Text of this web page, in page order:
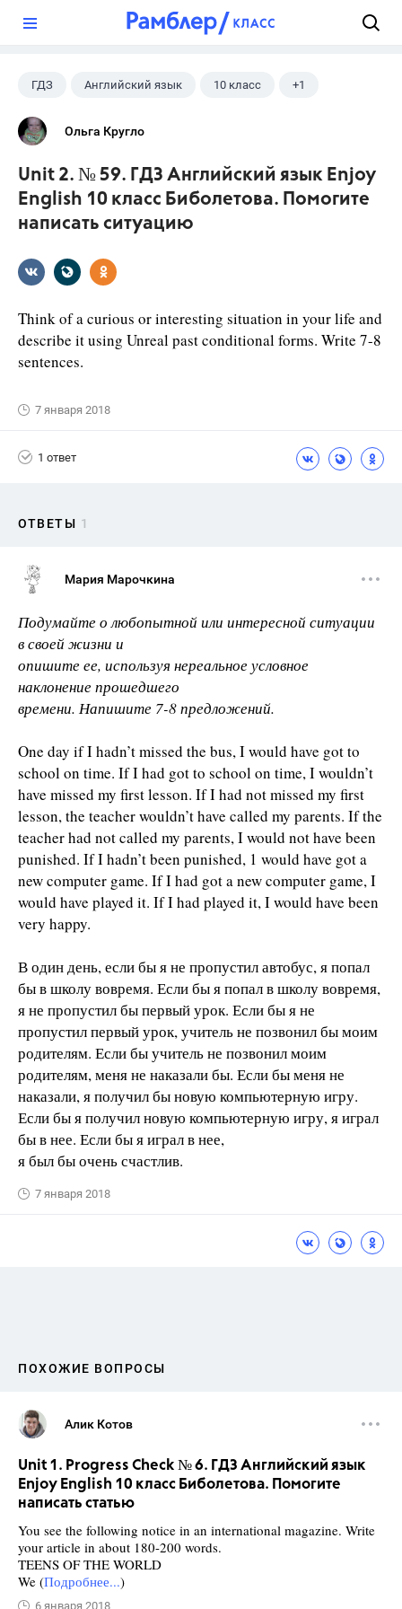
ГДЗ Английский язык 10 класс +1
Биболетова М. З.
Ольга Кругло
Unit 2. № 59. ГДЗ Английский язык Enjoy
English 10 класс Биболетова. Помогите
написать ситуацию
Think of a curious or interesting situation in your life and
describe it using Unreal past conditional forms. Write 7-8
sentences.
7 января 2018
1 ответ
ОТВЕТЫ 1
Мария Марочкина
Подумайте о любопытной или интересной ситуации
в своей жизни и
опишите ее, используя нереальное условное
наклонение прошедшего
времени. Напишите 7-8 предложений.
One day if I hadn’t missed the bus, I would have got to
school on time. If I had got to school on time, I wouldn’t
have missed my first lesson. If I had not missed my first
lesson, the teacher wouldn’t have called my parents. If the
teacher had not called my parents, I would not have been
punished. If I hadn’t been punished, 1 would have got a
new computer game. If I had got a new computer game, I
would have played it. If I had played it, I would have been
very happy.
В один день, если бы я не пропустил автобус, я попал
бы в школу вовремя. Если бы я попал в школу вовремя,
я не пропустил бы первый урок. Если бы я не
пропустил первый урок, учитель не позвонил бы моим
родителям. Если бы учитель не позвонил моим
родителям, меня не наказали бы. Если бы меня не
наказали, я получил бы новую компьютерную игру.
Если бы я получил новую компьютерную игру, я играл
бы в нее. Если бы я играл в нее,
я был бы очень счастлив.
7 января 2018
ПОХОЖИЕ ВОПРОСЫ
Алик Котов
Unit 1. Progress Check № 6. ГДЗ Английский язык
Enjoy English 10 класс Биболетова. Помогите
написать статью
You see the following notice in an international magazine. Write
your article in about 180-200 words.
TEENS OF THE WORLD
We (Подробнее...)
6 января 2018